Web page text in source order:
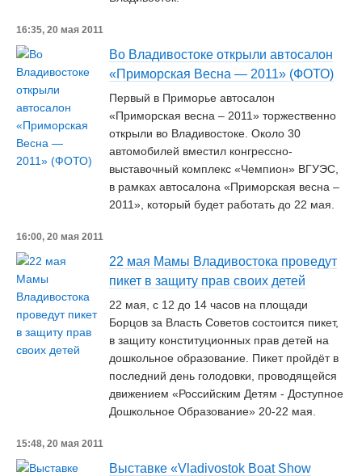
16:35, 20 мая 2011
Во Владивостоке открыли автосалон
«Приморская Весна — 2011» (ФОТО)
Первый в Приморье автосалон
«Приморская весна – 2011» торжественно
открыли во Владивостоке. Около 30
автомобилей вместил конгрессно-
выставочный комплекс «Чемпион» ВГУЭС,
в рамках автосалона «Приморская весна –
2011», который будет работать до 22 мая.
16:00, 20 мая 2011
22 мая Мамы Владивостока проведут
пикет в защиту прав своих детей
22 мая, с 12 до 14 часов на площади
Борцов за Власть Советов состоится пикет,
в защиту конституционных прав детей на
дошкольное образование. Пикет пройдёт в
последний день голодовки, проводящейся
движением «Российским Детям - Доступное
Дошкольное Образование» 20-22 мая.
15:48, 20 мая 2011
Выставке «Vladivostok Boat Show